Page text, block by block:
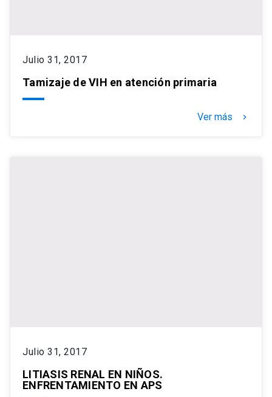
Julio 31, 2017
Tamizaje de VIH en atención primaria
Ver más keyboard_arrow_right
Julio 31, 2017
LITIASIS RENAL EN NIÑOS.
ENFRENTAMIENTO EN APS